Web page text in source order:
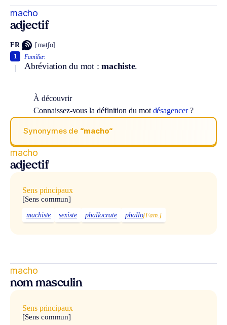
macho
adjectif
FR [matʃo]
Familier.
Abréviation du mot :machiste.
1
À découvrir
Connaissez-vous la définition du mot désagencer?
Synonymes de “macho“
macho
adjectif
Sens principaux
[Sens commun]
machiste sexiste phallocrate phallo[Fam.]
macho
nom masculin
Sens principaux
[Sens commun]